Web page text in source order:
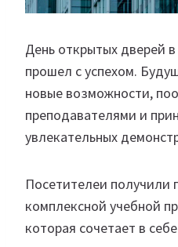
День открытых дверей
прошел с успехом.
новые возможности,
преподавателями и
увлекательных
Посетителеи получили
комплексной учебной
которая сочетает в